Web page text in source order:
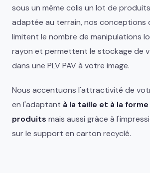
sous un même colis un lot de
adaptée au terrain, nos conceptions
limitent le nombre de manipulations
rayon et permettent le stockage de
dans une PLV PAV à votre image.
Nous accentuons l'attractivité de
en l'adaptant à la taille et à la
produits mais aussi grâce à
sur le support en carton recyclé.